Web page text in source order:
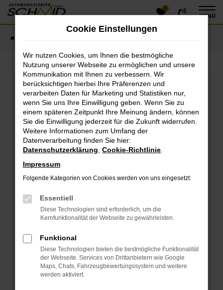
Zum
Hauptinhalt
0
MENÜ
Fehler: Network Error
Beim Laden ist ein Fehler aufgetreten.
Hier sind ein paar Tipps, die dir helfen können:
Überprüfe deine Firewall und deine
Internetverbindung.
Laden andere Webseiten, zum Beispiel deine
Suchmaschine?
Prüfe deine Browsererweiterungen.
das Laden bestimmter Seiten verhindern.
Funktioniert die Seite in einem anderen Browser
oder in einem privaten Fenster?
Das kann manchmal helfen, vorübergehende
Probleme zu beheben.
Stelle sicher, dass dein Browser und dein
Betriebssystem auf dem neuesten Stand sind.
Cookie Einstellungen
Wir nutzen Cookies, um Ihnen die bestmögliche
Nutzung unserer Webseite zu ermöglichen und unsere
Kommunikation mit Ihnen zu verbessern. Wir
berücksichtigen hierbei Ihre Präferenzen und
verarbeiten Daten für Marketing und Statistiken nur,
wenn Sie uns Ihre Einwilligung geben. Wenn Sie zu
einem späteren Zeitpunkt Ihre Meinung ändern, können
Sie die Einwilligung jederzeit für die Zukunft widerrufen.
Weitere Informationen zum Umfang der
Datenverarbeitung finden Sie hier:
Datenschutzerklärung Cookie-Richtlinie
Impressum
Folgende Kategorien von Cookies werden von uns eingesetzt:
Essentiell
Diese Technologien sind erforderlich, um die
Kernfunktionalität der Webseite zu gewährleisten.
Funktional
Diese Technologien bieten die bestmögliche Funktionalität
der Webseite. Services von Drittanbietern wie Google
Maps, Chats, Fahrzeugbewertungssystem und weitere
werden aktiviert.